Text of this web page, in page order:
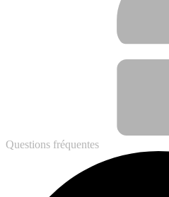
Questions fréquentes